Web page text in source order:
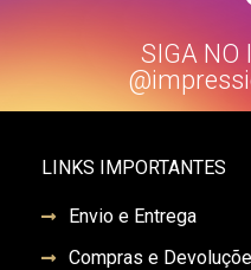
SIGA NO
LINKS IMPORTANTES
Envio e Entrega
Compras e